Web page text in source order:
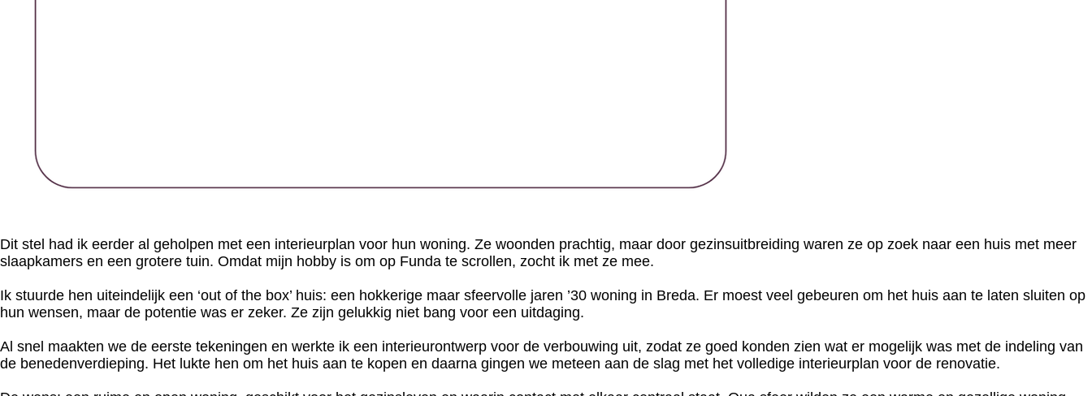
Dit stel had ik eerder al geholpen met een interieurplan voor hun woning. Ze woonden prachtig, maar door gezinsuitbreiding waren ze op zoek naar een huis met meer
slaapkamers en een grotere tuin. Omdat mijn hobby is om op Funda te scrollen, zocht ik met ze mee.
Ik stuurde hen uiteindelijk een ‘out of the box’ huis: een hokkerige maar sfeervolle jaren ’30 woning in Breda. Er moest veel gebeuren om het huis aan te laten sluiten op
hun wensen, maar de potentie was er zeker. Ze zijn gelukkig niet bang voor een uitdaging.
Al snel maakten we de eerste tekeningen en werkte ik een interieurontwerp voor de verbouwing uit, zodat ze goed konden zien wat er mogelijk was met de indeling van
de benedenverdieping. Het lukte hen om het huis aan te kopen en daarna gingen we meteen aan de slag met het volledige interieurplan voor de renovatie.